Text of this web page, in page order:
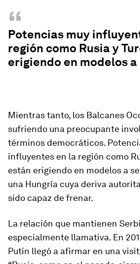
“
Potencias muy
región como Rusia y
erigiendo en modelos a
Mientras tanto, los Balcanes
sufriendo una preocupante
términos democráticos.
influyentes en la región como
están erigiendo en modelos a
una Hungría cuya deriva
sido capaz de frenar.
La relación que mantienen
especialmente llamativa. En
Putin llegó a afirmar en una